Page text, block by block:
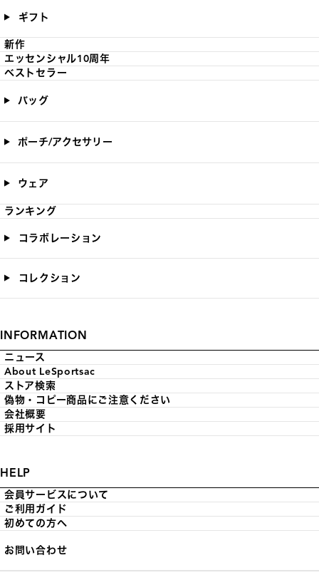
ギフト
新作
エッセンシャル10周年
ベストセラー
バッグ
ポーチ/アクセサリー
ウェア
ランキング
コラボレーション
コレクション
INFORMATION
ニュース
About LeSportsac
ストア検索
偽物・コピー商品にご注意ください
会社概要
採用サイト
HELP
会員サービスについて
ご利用ガイド
初めての方へ
お問い合わせ